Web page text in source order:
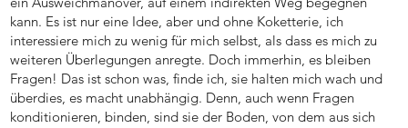
kann. Es ist nur eine Idee, aber und ohne Koketterie, ich
interessiere mich zu wenig für mich selbst, als dass es mich zu
weiteren Überlegungen anregte. Doch immerhin, es bleiben
Fragen! Das ist schon was, finde ich, sie halten mich wach und
überdies, es macht unabhängig. Denn, auch wenn Fragen
konditionieren, binden, sind sie der Boden, von dem aus sich